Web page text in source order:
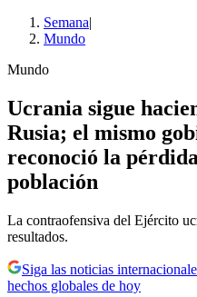
Semana|
Mundo
Mundo
Ucrania sigue
Rusia; el mismo
reconoció la
población
La contraofensiva del Ejército
resultados.
Siga las noticias
hechos globales de hoy